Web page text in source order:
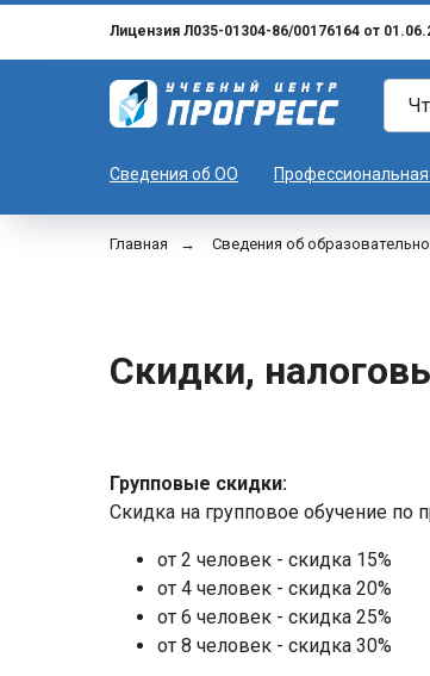
Лицензия Л035-01304-86/00176164 от
Сведения об ОО
Главная → Сведения об
Скидки,
Групповые скидки:
Скидка на групповое обучение по
от 2 человек - скидка 15%
от 4 человек - скидка 20%
от 6 человек - скидка 25%
от 8 человек - скидка 30%